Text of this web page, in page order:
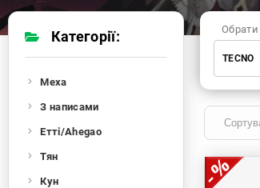
TECNO
Huawei
Realme
TECNO
OnePlus
Google
Infinix
Sony
Motorola
Категорії:
Меха
З написами
Етті/Ahegao
Тян
Кун